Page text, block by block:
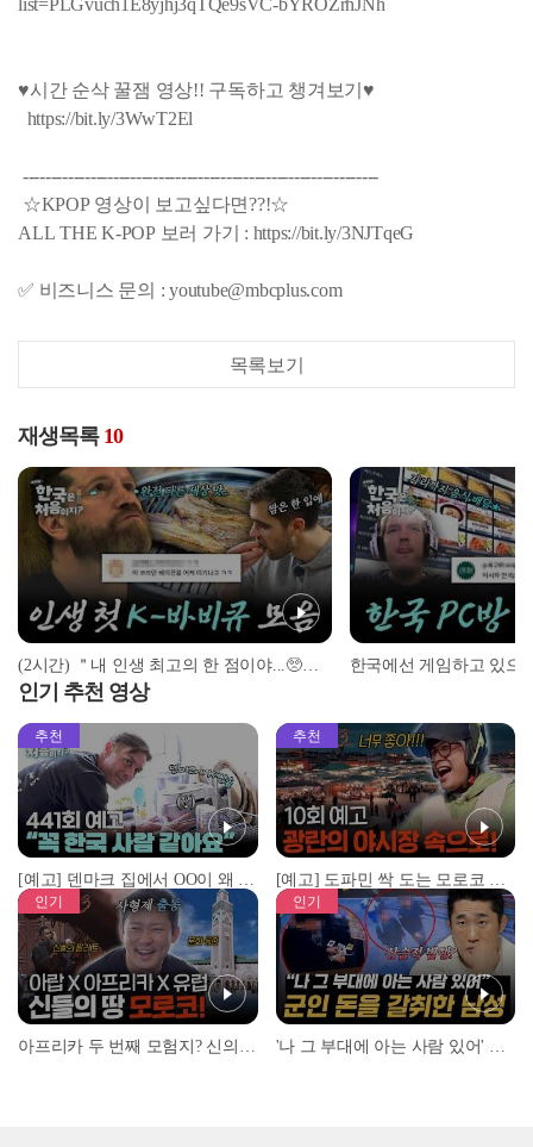
♥시간 순삭 꿀잼 영상!! 구독하고 챙겨보기♥
https://bit.ly/3WwT2El
---------------------------------------------------------------
☆KPOP 영상이 보고싶다면??!☆
ALL THE K-POP 보러 가기 : https://bit.ly/3NJTqeG
✅ 비즈니스 문의 : youtube@mbcplus.com
목록보기
재생목록 10
(2시간) ＂내 인생 최고의 한 점이야...🥺＂ 인생 첫 K-바비큐 맛본 외국인 반응 모음! | #어서와한국은처음이지 | #MBCevery1 | EP.3 외
인기 추천 영상
추천
[예고] 덴마크 집에서 OO이 왜 나와...? 이상할 정도로 한국을 사랑하는 우리 형을 제보합니다!
추천
[예고] 도파민 싹 도는 모로코 야시장 투어!
인기 인기